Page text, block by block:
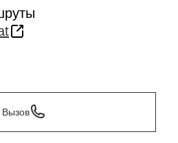
Вызов